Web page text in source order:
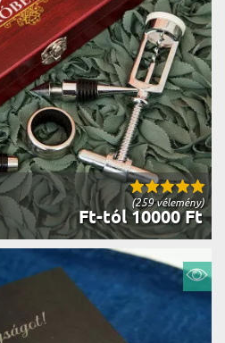
(259 vélemény)
Ft-tól 10000 Ft